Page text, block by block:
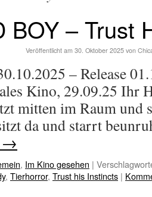
BOY – Trust
Veröffentlicht am 30. Oktober 2025 von
– Release
Kino, 29.09.25 Ihr
mitten im Raum und
da und starrt
→
, Im Kino gesehen |
, Tierhorror, Trust his Instincts |